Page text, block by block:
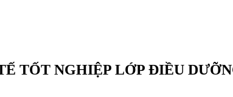
TỐT NGHIỆP LỚP ĐIỀU